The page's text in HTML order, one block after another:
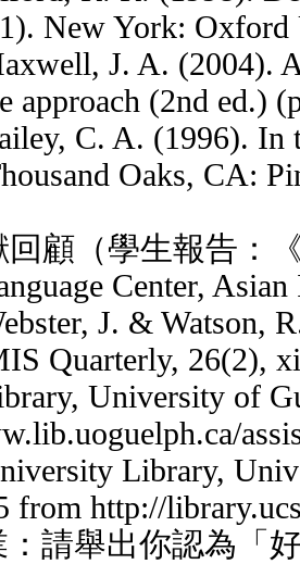
New York: Oxford
J. A. (2004).
approach (2nd ed.)
C. A. (1996). In
Oaks, CA:
回顧（學生報告：
Center,
J. & Watson,
Quarterly, 26(2),
University of
Library,
from http://
請舉出你認為「